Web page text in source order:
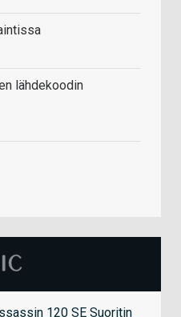
lähdekoodin
120 SE Suoritin